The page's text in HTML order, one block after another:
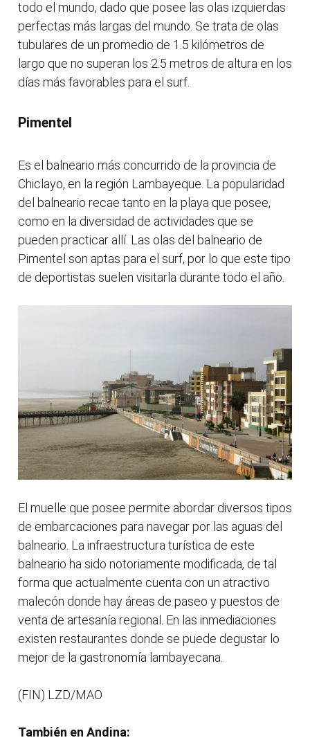
todo el mundo, dado que posee las olas izquierdas
perfectas más largas del mundo. Se trata de olas
tubulares de un promedio de 1.5 kilómetros de
largo que no superan los 2.5 metros de altura en los
días más favorables para el surf.
Pimentel
Es el balneario más concurrido de la provincia de
Chiclayo, en la región Lambayeque. La popularidad
del balneario recae tanto en la playa que posee,
como en la diversidad de actividades que se
pueden practicar allí. Las olas del balneario de
Pimentel son aptas para el surf, por lo que este tipo
de deportistas suelen visitarla durante todo el año.
El muelle que posee permite abordar diversos tipos
de embarcaciones para navegar por las aguas del
balneario. La infraestructura turística de este
balneario ha sido notoriamente modificada, de tal
forma que actualmente cuenta con un atractivo
malecón donde hay áreas de paseo y puestos de
venta de artesanía regional. En las inmediaciones
existen restaurantes donde se puede degustar lo
mejor de la gastronomía lambayecana.
(FIN) LZD/MAO
También en Andina: